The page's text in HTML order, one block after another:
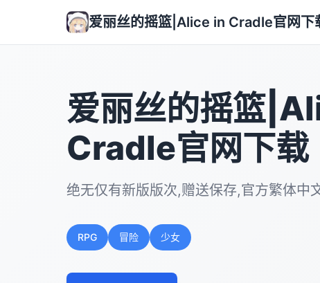
爱丽丝的摇篮|Alice in Cradle官网下
爱丽丝的摇篮
Cradle官网下载
绝无仅有新版版次,赠送保存,官方繁体中
RPG 冒险 少女